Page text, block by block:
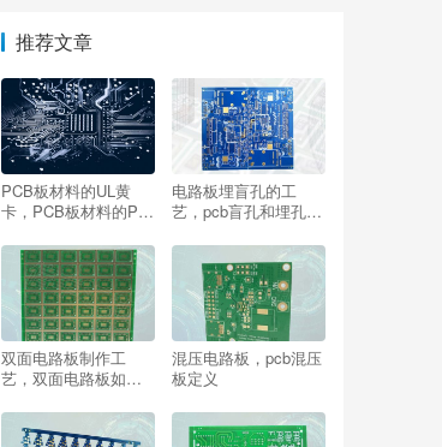
推荐文章
PCB板材料的UL黄
卡，PCB板材料的PP
电路板埋盲孔的工
艺，pcb盲孔和埋孔有
双面电路板制作工
艺，双面电路板如何
混压电路板，pcb混压
板定义